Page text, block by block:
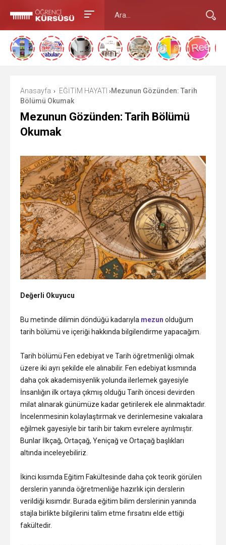
Anasayfa › EĞİTİM HAYATI › Mezunun Gözünden: Tarih
Bölümü Okumak
Mezunun Gözünden: Tarih Bölümü
Okumak
Değerli Okuyucu
Bu metinde dilimin döndüğü kadarıyla mezun olduğum
tarih bölümü ve içeriği hakkında bilgilendirme yapacağım.
Tarih bölümü Fen edebiyat ve Tarih öğretmenliği olmak
üzere iki ayrı şekilde ele alınabilir. Fen edebiyat kısmında
daha çok akademisyenlik yolunda ilerlemek gayesiyle
İnsanlığın ilk ortaya çıkmış olduğu Tarih öncesi devirden
milat alınarak günümüze kadar getirilerek ele alınmaktadır.
İncelenmesinin kolaylaştırmak ve derinlemesine vakıalara
eğilmek gayesiyle bir tarih bir takım evrelere ayrılmıştır.
Bunlar İlkçağ, Ortaçağ, Yeniçağ ve Ortaçağ başlıkları
altında inceleyebiliriz.
İkinci kısımda Eğitim Fakültesinde daha çok teorik görülen
derslerin yanında öğretmenliğe hazırlık için derslerin
verildiği kısımdır. Burada eğitim bilim derslerinin yanında
stajla birlikte bilgilerini talim etme fırsatını elde ettiği
fakültedir.